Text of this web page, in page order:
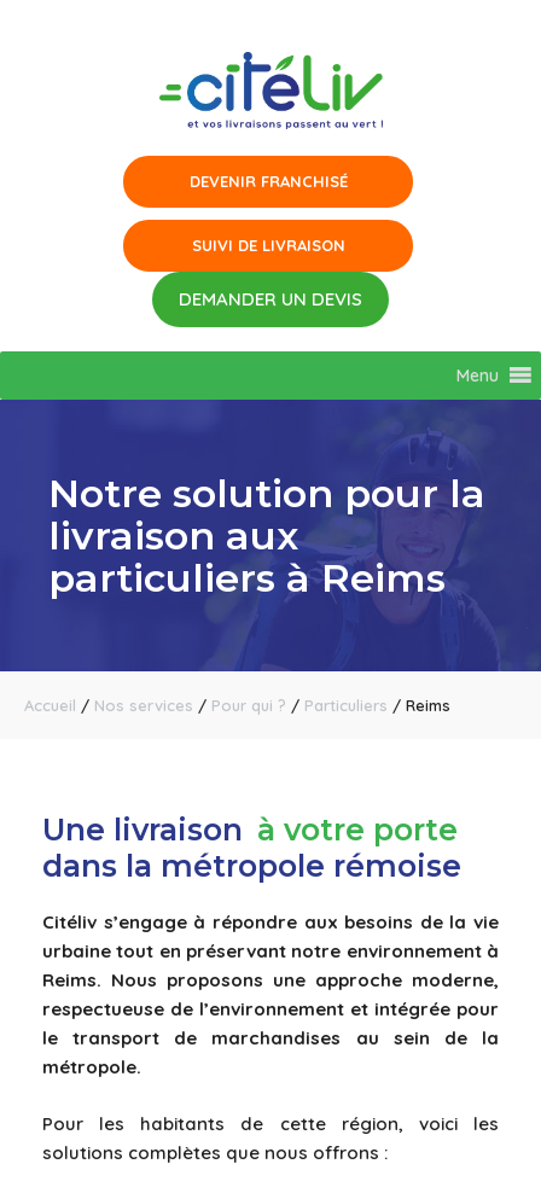
Menu
Notre solution pour la
livraison aux
particuliers à Reims
Accueil / Nos services / Pour qui ? / Particuliers / Reims
Une livraison à votre porte
dans la métropole rémoise
Citéliv s’engage à répondre aux besoins de la vie
urbaine tout en préservant notre environnement à
Reims. Nous proposons une approche moderne,
respectueuse de l’environnement et intégrée pour
le transport de marchandises au sein de la
métropole.
Pour les habitants de cette région, voici les
solutions complètes que nous offrons :